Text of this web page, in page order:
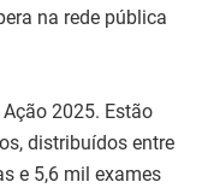
na rede pública
2025. Estão
distribuídos entre
e 5,6 mil exames